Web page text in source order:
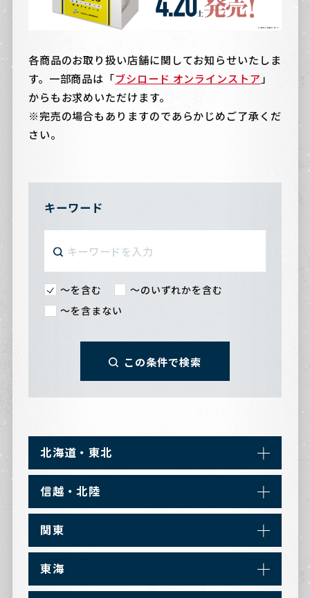
各商品のお取り扱い店舗に関してお知らせいたしま
す。一部商品は「ブシロード オンラインストア 」
からもお求めいただけます。
※完売の場合もありますのであらかじめご了承くだ
さい。
キーワード
〜を含む
〜のいずれかを含む
〜を含まない
この条件で検索
北海道・東北
信越・北陸
関東
東海